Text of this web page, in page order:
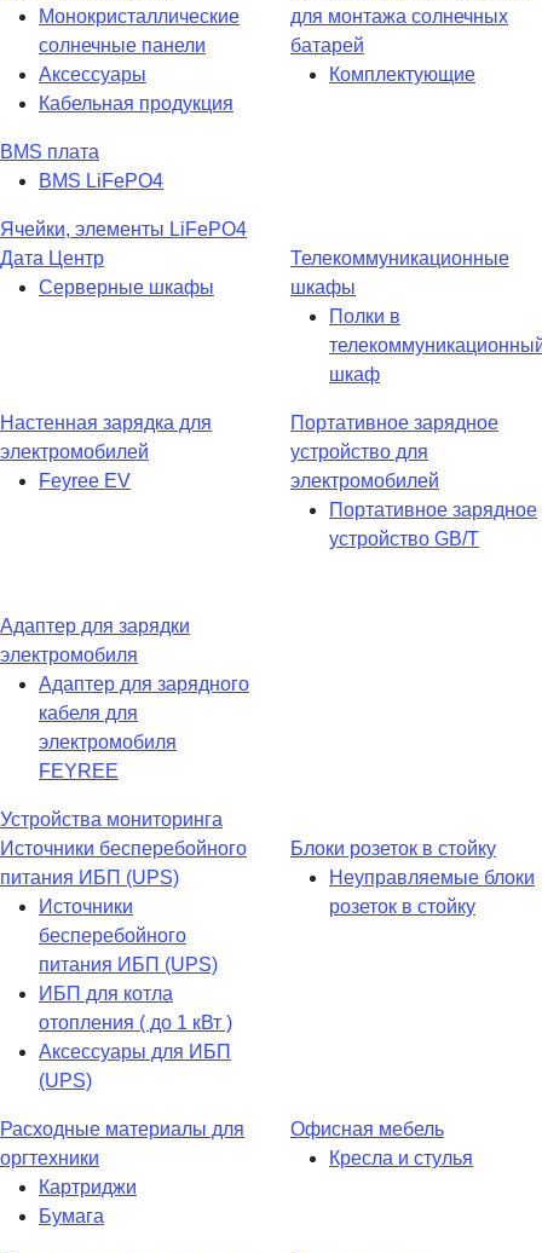
Монокристаллические
солнечные панели
Аксессуары
Кабельная продукция
для монтажа солнечных
батарей
Комплектующие
BMS плата
BMS LiFePO4
Ячейки, элементы LiFePO4
Дата Центр
Серверные шкафы
Телекоммуникационные
шкафы
Полки в
шкаф
Настенная зарядка для
электромобилей
Feyree EV
Портативное зарядное
устройство для
электромобилей
Портативное зарядное
устройство GB/T
Адаптер для зарядки
электромобиля
Адаптер для зарядного
кабеля для
электромобиля
FEYREE
Устройства мониторинга
Источники бесперебойного
питания ИБП (UPS)
Источники
бесперебойного
питания ИБП (UPS)
ИБП для котла
отопления ( до 1 кВт )
Аксессуары для ИБП
(UPS)
Блоки розеток в стойку
Неуправляемые блоки
розеток в стойку
Расходные материалы для
оргтехники
Картриджи
Бумага
Офисная мебель
Кресла и стулья